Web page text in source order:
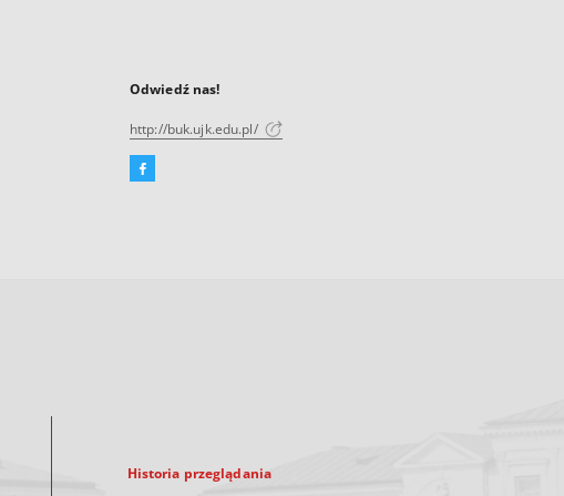
Odwiedź nas!
http://buk.ujk.edu.pl/
Facebook
Historia przeglądania